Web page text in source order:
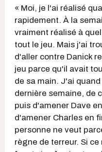
« Moi, je l'ai réalisé
rapidement. À la
vraiment réalisé à
tout le jeu. Mais j'ai
d'aller contre Danick
jeu parce qu'il avait
de sa main. J'ai
dernière semaine, de
puis d'amener Dave
d'amener Charles en
personne ne veut
règne de terreur. Si